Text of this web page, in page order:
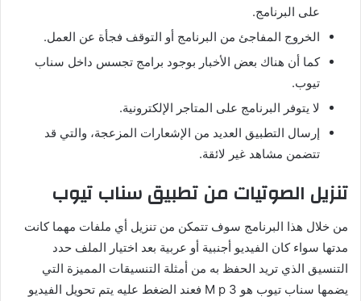
على البرنامج.
الخروج المفاجئ من البرنامج أو التوقف فجأة عن العمل.
كما أن هناك بعض الأخبار بوجود برامج تجسس داخل سناب
تيوب.
لا يتوفر البرنامج على المتاجر الإلكترونية.
إرسال التطبيق العديد من الإشعارات المزعجة، والتي قد
تتضمن مشاهد غير لائقة.
تنزيل الصوتيات من تطبيق سناب تيوب
من خلال هذا البرنامج سوف تتمكن من تنزيل أي ملفات مهما كانت
مدتها سواء كان الفيديو أجنبية أو عربية بعد اختيار الملف حدد
التنسيق الذي تريد الحفظ به من أمثلة التنسيقات المميزة التي
يضمها سناب تيوب هو M p 3 فعند الضغط عليه يتم تحويل الفيديو